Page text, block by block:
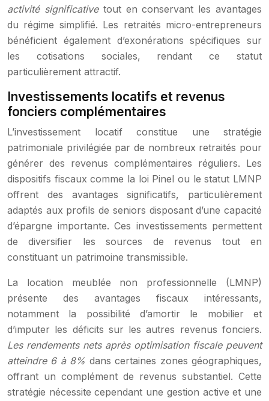
activité significative tout en conservant les avantages
du régime simplifié. Les retraités micro-entrepreneurs
bénéficient également d’exonérations spécifiques sur
les cotisations sociales, rendant ce statut
particulièrement attractif.
Investissements locatifs et revenus
fonciers complémentaires
L’investissement locatif constitue une stratégie
patrimoniale privilégiée par de nombreux retraités pour
générer des revenus complémentaires réguliers. Les
dispositifs fiscaux comme la loi Pinel ou le statut LMNP
offrent des avantages significatifs, particulièrement
adaptés aux profils de seniors disposant d’une capacité
d’épargne importante. Ces investissements permettent
de diversifier les sources de revenus tout en
constituant un patrimoine transmissible.
La location meublée non professionnelle (LMNP)
présente des avantages fiscaux intéressants,
notamment la possibilité d’amortir le mobilier et
d’imputer les déficits sur les autres revenus fonciers.
Les rendements nets après optimisation fiscale peuvent
atteindre 6 à 8% dans certaines zones géographiques,
offrant un complément de revenus substantiel. Cette
stratégie nécessite cependant une gestion active et une